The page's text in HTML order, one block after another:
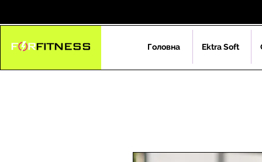
Головна Ektra Soft